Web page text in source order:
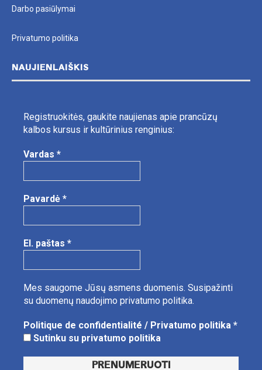
Darbo pasiūlymai
Privatumo politika
NAUJIENLAIŠKIS
Registruokitės, gaukite naujienas apie prancūzų
kalbos kursus ir kultūrinius renginius:
Vardas *
Pavardė *
El. paštas *
Mes saugome Jūsų asmens duomenis. Susipažinti
su duomenų naudojimo privatumo politika.
Politique de confidentialité / Privatumo politika *
Sutinku su privatumo politika